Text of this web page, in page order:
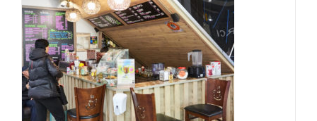
Coffee to Go